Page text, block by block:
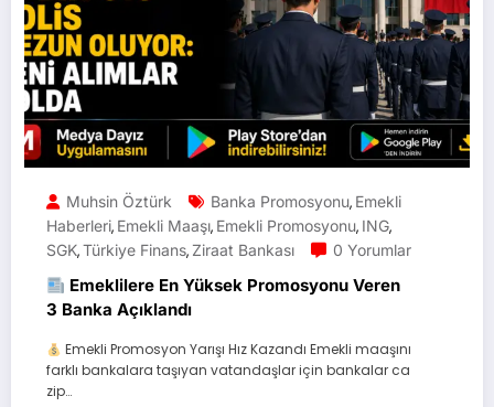
Muhsin Öztürk Banka Promosyonu, Emekli
Haberleri, Emekli Maaşı, Emekli Promosyonu, ING,
SGK,Türkiye Finans,Ziraat Bankası 0 Yorumlar
Emeklilere En Yüksek Promosyonu Veren
3 Banka Açıklandı
Emekli Promosyon Yarışı Hız Kazandı Emekli maaşını
farklı bankalara taşıyan vatandaşlar için bankalar ca
zip…